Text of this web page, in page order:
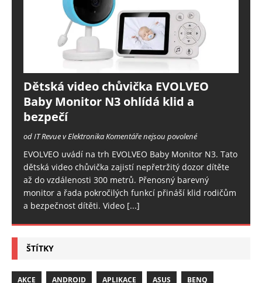
Dětská video chůvička EVOLVEO
Baby Monitor N3 ohlídá klid a
bezpečí
od IT Revue v ElektronikaKomentáře nejsou povolené
EVOLVEO uvádí na trh EVOLVEO Baby Monitor N3. Tato
dětská video chůvička zajistí nepřetržitý dozor dítěte
až do vzdálenosti 300 metrů. Přenosný barevný
monitor a řada pokročilých funkcí přináší klid rodičům
a bezpečnost dítěti. Video [...]
ŠTÍTKY
AKCE ANDROID APLIKACE ASUS BENQ